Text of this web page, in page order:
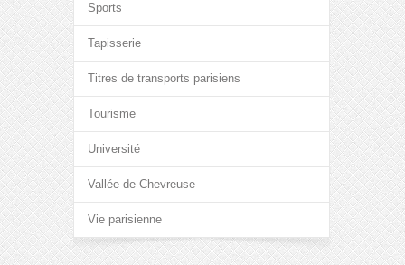
Sports
Tapisserie
Titres de transports parisiens
Tourisme
Université
Vallée de Chevreuse
Vie parisienne